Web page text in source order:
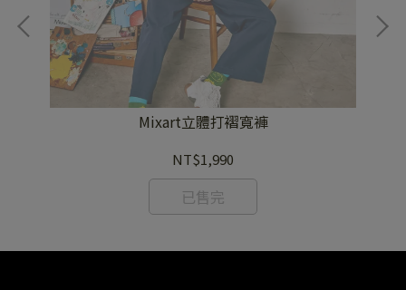
Mixart立體打褶寬褲
NT$1,990
已售完